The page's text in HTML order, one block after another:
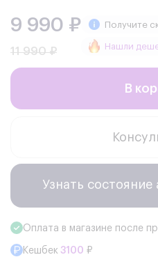
9 990 ₽
11 990 ₽
Получите
Нашли
В
Узнать
Оплата в магазине после
Кешбек 3100 ₽